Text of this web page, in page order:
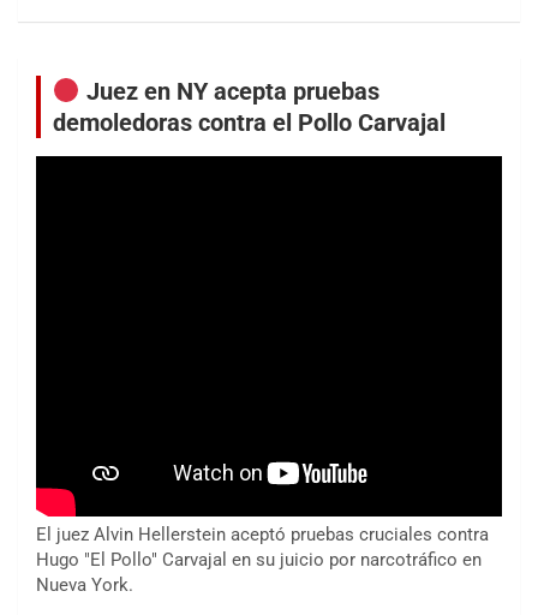
Juez en NY acepta pruebas
demoledoras contra el Pollo Carvajal
El juez Alvin Hellerstein aceptó pruebas cruciales contra
Hugo "El Pollo" Carvajal en su juicio por narcotráfico en
Nueva York.